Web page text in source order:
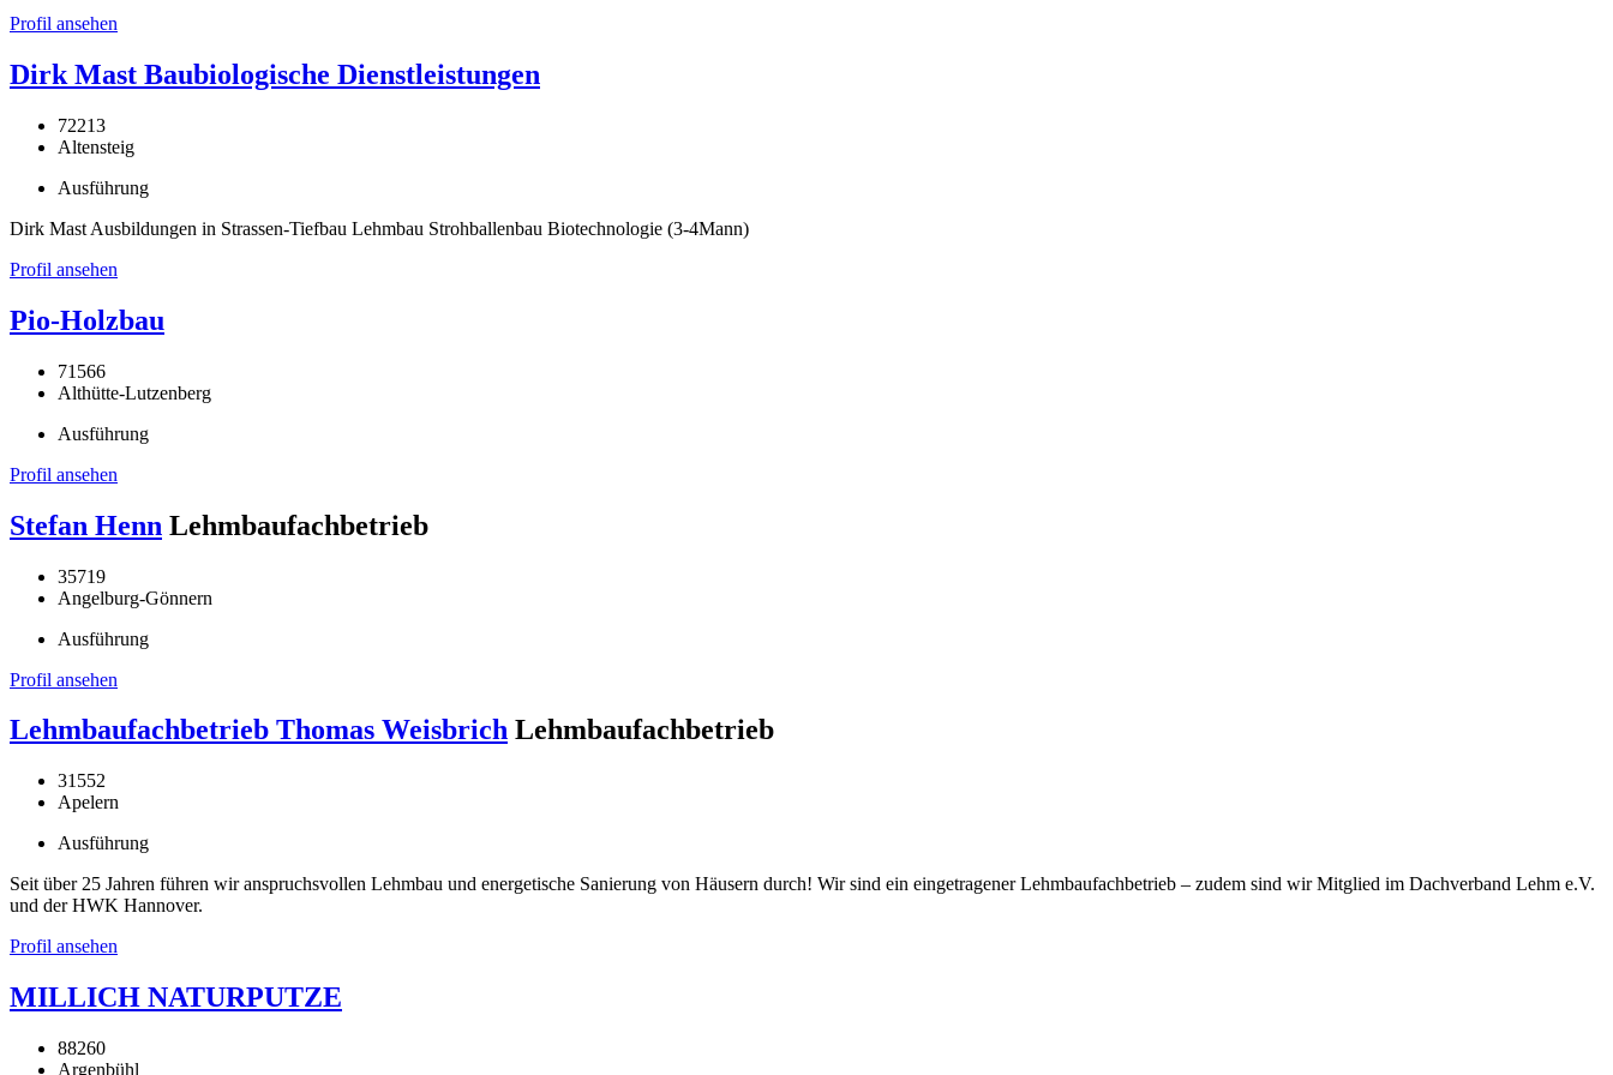
Profil ansehen
Dirk Mast Baubiologische Dienstleistungen
72213
Altensteig
Ausführung
Dirk Mast Ausbildungen in Strassen-Tiefbau Lehmbau Strohballenbau Biotechnologie (3-4Mann)
Profil ansehen
Pio-Holzbau
71566
Althütte-Lutzenberg
Ausführung
Profil ansehen
Stefan Henn Lehmbaufachbetrieb
35719
Angelburg-Gönnern
Ausführung
Profil ansehen
Lehmbaufachbetrieb Thomas Weisbrich Lehmbaufachbetrieb
31552
Apelern
Ausführung
Seit über 25 Jahren führen wir anspruchsvollen Lehmbau und energetische Sanierung von Häusern durch! Wir sind ein eingetragener Lehmbaufachbetrieb – zudem sind wir Mitglied im Dachverband Lehm e.V.
und der HWK Hannover.
Profil ansehen
MILLICH NATURPUTZE
88260
Argenbühl